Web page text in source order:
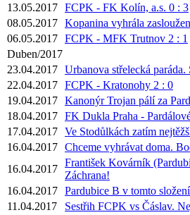
13.05.2017 FCPK - FK Kolín, a.s. 0 : 3
08.05.2017 Kopanina vyhrála
06.05.2017 FCPK - MFK Trutnov 2 : 1
Duben/2017
23.04.2017 Urbanova střelecká
22.04.2017 FCPK - Kratonohy 2 : 0
19.04.2017 Kanonýr Trojan pálí za
18.04.2017 FK Dukla Praha -
17.04.2017 Ve Stodůlkách zatím
16.04.2017 Chceme vyhrávat doma.
16.04.2017
František Kovárník
Záchrana!
16.04.2017 Pardubice B v tomto
11.04.2017
Sestřih FCPK vs Čáslav.